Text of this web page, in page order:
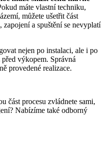
máte vlastní techniku,
můžete ušetřit část
a spuštění se nevyplatí
nejen po instalaci, ale i po
výkopem. Správná
provedené realizace.
část procesu zvládnete sami,
Nabízíme také odborný